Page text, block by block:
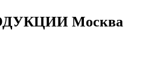
Москва